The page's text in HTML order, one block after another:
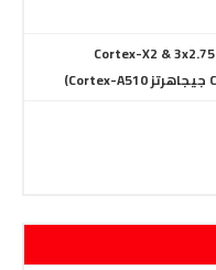
ثماني النواة (1x3.0 جيجاهرتز Cortex-X2 & 3x2.75